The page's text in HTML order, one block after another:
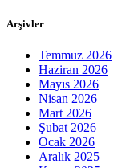
Arşivler
Temmuz 2026
Haziran 2026
Mayıs 2026
Nisan 2026
Mart 2026
Şubat 2026
Ocak 2026
Aralık 2025